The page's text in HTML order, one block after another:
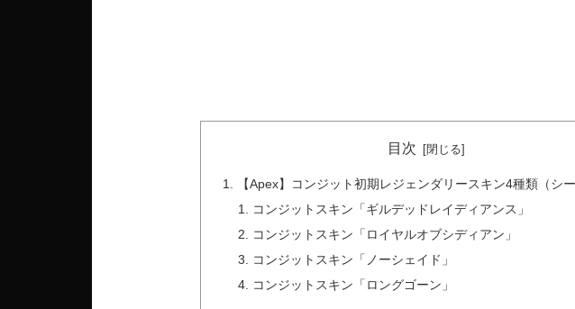
目次
【Apex】コンジット初期レジェンダリースキン4種類（シー
コンジットスキン「ギルデッドレイディアンス」
コンジットスキン「ロイヤルオブシディアン」
コンジットスキン「ノーシェイド」
コンジットスキン「ロングゴーン」